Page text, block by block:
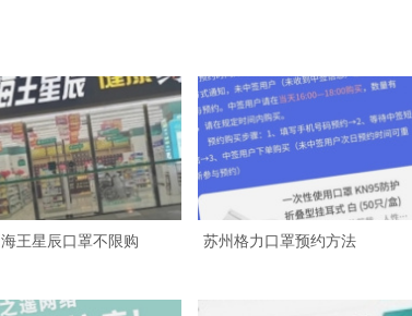
王星辰口罩不限购 苏州格力口罩预约方法